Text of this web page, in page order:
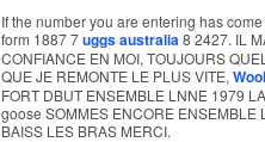
If the number you are entering has
form 1887 7uggs australia8 2427. IL
CONFIANCE EN MOI, TOUJOURS
QUE JE REMONTE LE PLUS VITE,
FORT DBUT ENSEMBLE LNNE 1979
goose SOMMES ENCORE ENSEMBLE
BAISS LES BRAS MERCI.